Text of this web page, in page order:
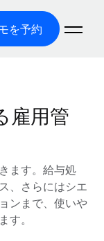
を予約
雇用管
ます。給与処
、さらにはシエ
ンまで、使いや
す。